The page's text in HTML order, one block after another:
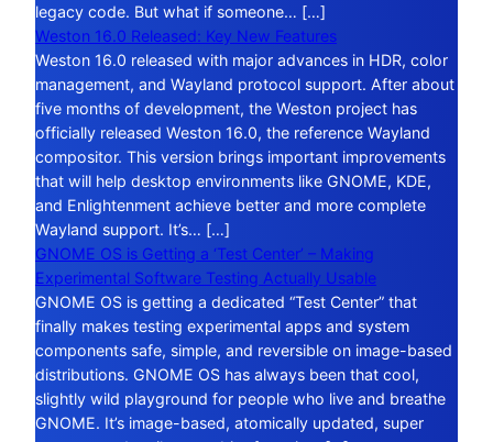
legacy code. But what if someone… […]
Weston 16.0 Released: Key New Features
Weston 16.0 released with major advances in HDR, color
management, and Wayland protocol support. After about
five months of development, the Weston project has
officially released Weston 16.0, the reference Wayland
compositor. This version brings important improvements
that will help desktop environments like GNOME, KDE,
and Enlightenment achieve better and more complete
Wayland support. It’s… […]
GNOME OS is Getting a ‘Test Center’ – Making
Experimental Software Testing Actually Usable
GNOME OS is getting a dedicated “Test Center” that
finally makes testing experimental apps and system
components safe, simple, and reversible on image-based
distributions. GNOME OS has always been that cool,
slightly wild playground for people who live and breathe
GNOME. It’s image-based, atomically updated, super